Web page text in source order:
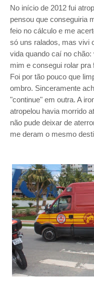
No início de 2012 fui
pensou que conseguiria
feio no cálculo e me
só uns ralados, mas vivi
vida quando caí no
mim e consegui rolar pra
Foi por tão pouco que
ombro. Sinceramente
"continue" em outra. A
atropelou havia morrido
não pude deixar de
me deram o mesmo